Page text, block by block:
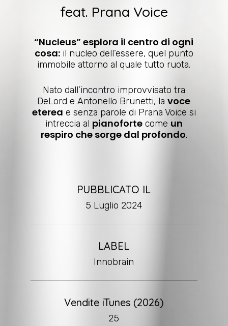
feat. Prana Voice
“Nucleus” esplora il centro di ogni
cosa:il nucleo dell’essere, quel punto
immobile attorno al quale tutto ruota.
Nato dall’incontro improvvisato tra
DeLord e Antonello Brunetti, lavoce
eterea e senza parole di Prana Voice si
intreccia al pianofortecome un
respiro che sorge dal profondo.
PUBBLICATO IL
5 Luglio 2024
LABEL
Innobrain
Vendite iTunes (2026)
25